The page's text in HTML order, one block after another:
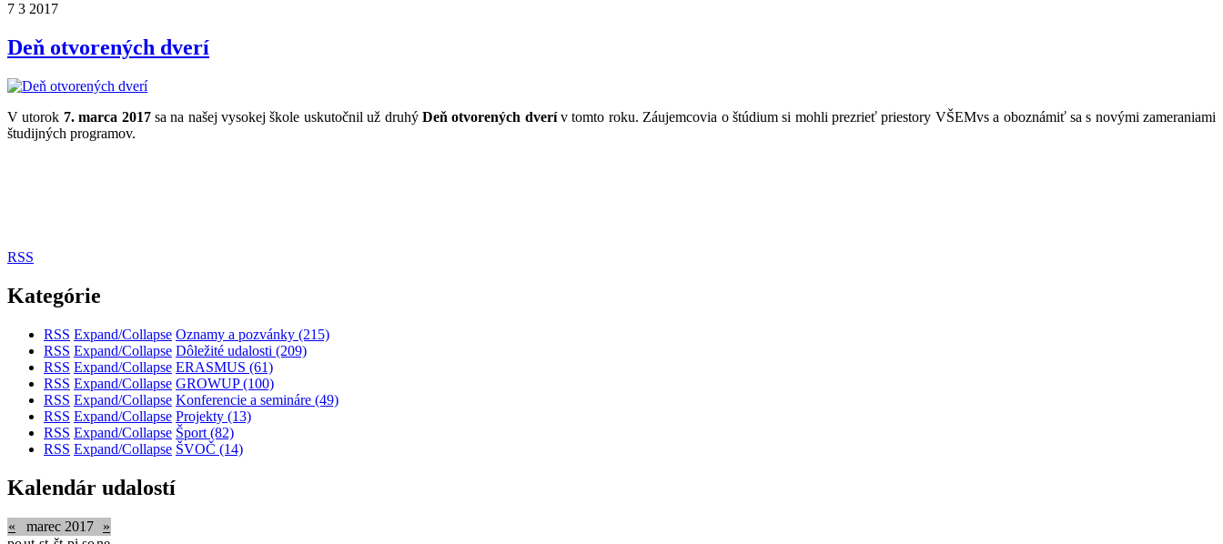
7 3 2017
Deň otvorených dverí
V utorok 7. marca 2017 sa na našej vysokej škole uskutočnil už druhý Deň otvorených dverív tomto roku. Záujemcovia o štúdium si mohli prezrieť priestory VŠEMvs a oboznámiť sa s novými zameraniami
študijných programov.
RSS
Kategórie
RSS Expand/Collapse Oznamy a pozvánky (215)
RSS Expand/Collapse Dôležité udalosti (209)
RSS Expand/Collapse ERASMUS (61)
RSS Expand/Collapse GROWUP(100)
RSS Expand/Collapse Konferencie a semináre (49)
RSS Expand/Collapse Projekty (13)
RSS Expand/Collapse Šport (82)
RSS Expand/Collapse ŠVOČ (14)
Kalendár udalostí
« marec 2017
»